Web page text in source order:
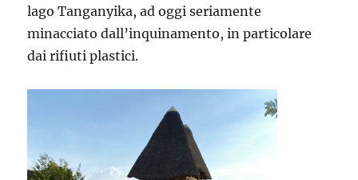
lago Tanganyika, ad oggi seriamente
minacciato dall’inquinamento, in particolare
dai rifiuti plastici.